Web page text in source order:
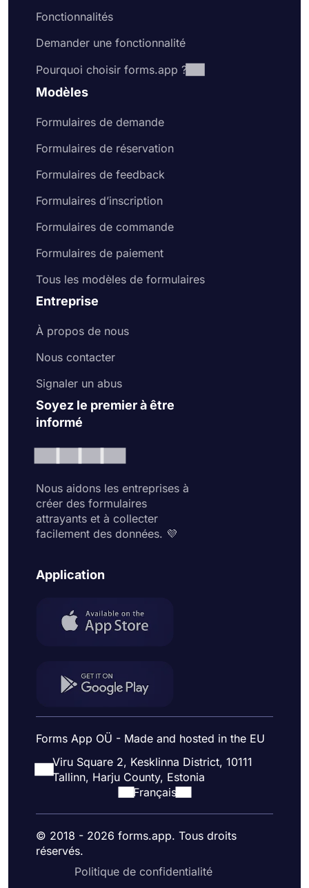
Fonctionnalités
Demander une fonctionnalité
Pourquoi choisir forms.app ?
Modèles
Formulaires de demande
Formulaires de réservation
Formulaires de feedback
Formulaires d’inscription
Formulaires de commande
Formulaires de paiement
Tous les modèles de formulaires
Entreprise
À propos de nous
Nous contacter
Signaler un abus
Soyez le premier à être
informé
Nous aidons les entreprises à
créer des formulaires
attrayants et à collecter
facilement des données. 💜
Application
Forms App OÜ - Made and hosted in the EU
Viru Square 2, Kesklinna District, 10111
Tallinn, Harju County, Estonia
Français
© 2018 - 2026 forms.app. Tous droits
réservés.
Politique de confidentialité